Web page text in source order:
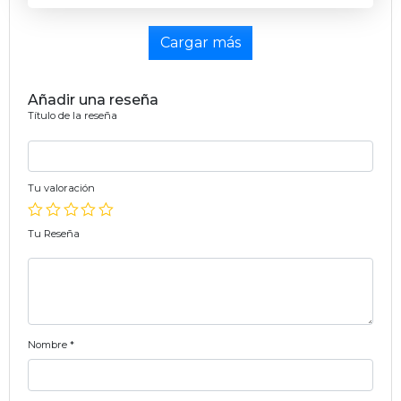
Cargar más
Añadir una reseña
Título de la reseña
Tu valoración
Tu Reseña
Nombre *